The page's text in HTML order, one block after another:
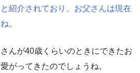
紹介されており、お父さんは現在
。
んが40歳くらいのときにできたお
がってきたのでしょうね。